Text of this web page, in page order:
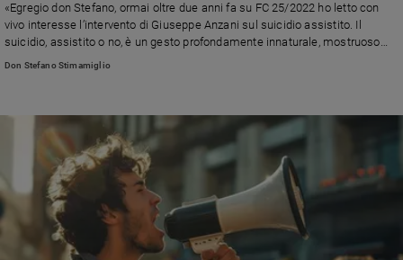
«Egregio don Stefano, ormai oltre due anni fa su FC 25/2022 ho letto con
vivo interesse l’intervento di Giuseppe Anzani sul suicidio assistito. Il
suicidio, assistito o no, è un gesto profondamente innaturale, mostruoso
nella sua progettazione ed esecuzione» Leggi la risposta di don Stefano
Don Stefano Stimamiglio